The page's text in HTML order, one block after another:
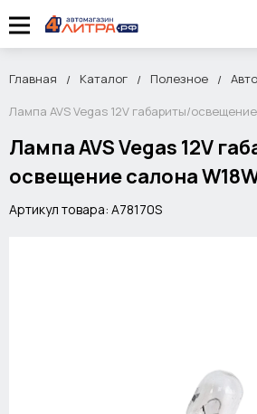
Главная Каталог Полезное
Лампа AVS Vegas 12V габариты/
Лампа AVS Vegas 12V
освещение салона
Артикул товара: A78170S